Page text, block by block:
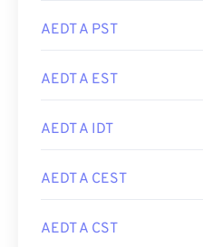
AEDT A PST
AEDT A EST
AEDT A IDT
AEDT A CEST
AEDT A CST